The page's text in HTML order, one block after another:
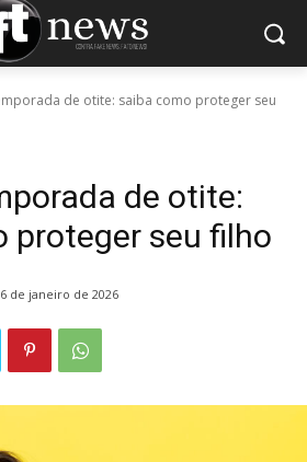
de otite: saiba como proteger seu
de otite:
proteger seu filho
de janeiro de 2026